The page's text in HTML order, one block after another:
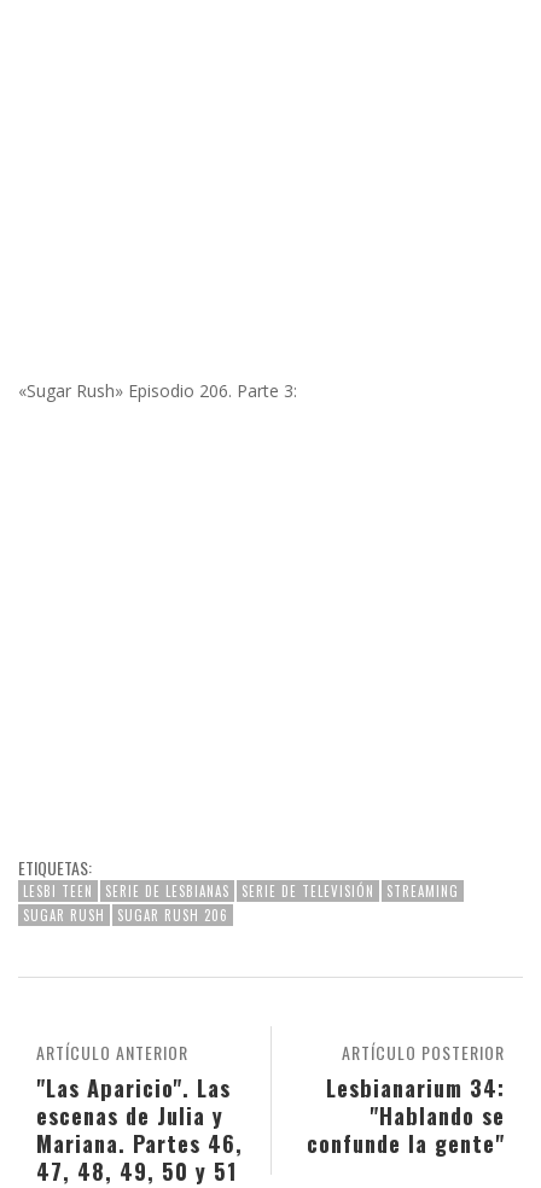
«Sugar Rush» Episodio 206. Parte 3:
ETIQUETAS:
LESBI TEEN SERIE DE LESBIANAS SERIE DE TELEVISIÓN
STREAMING
SUGAR RUSH
SUGAR RUSH 206
ARTÍCULO POSTERIOR
Lesbianarium 34:
"Hablando se
confunde la gente"
ARTÍCULO ANTERIOR
"Las Aparicio". Las
escenas de Julia y
Mariana. Partes 46,
47, 48, 49, 50 y 51